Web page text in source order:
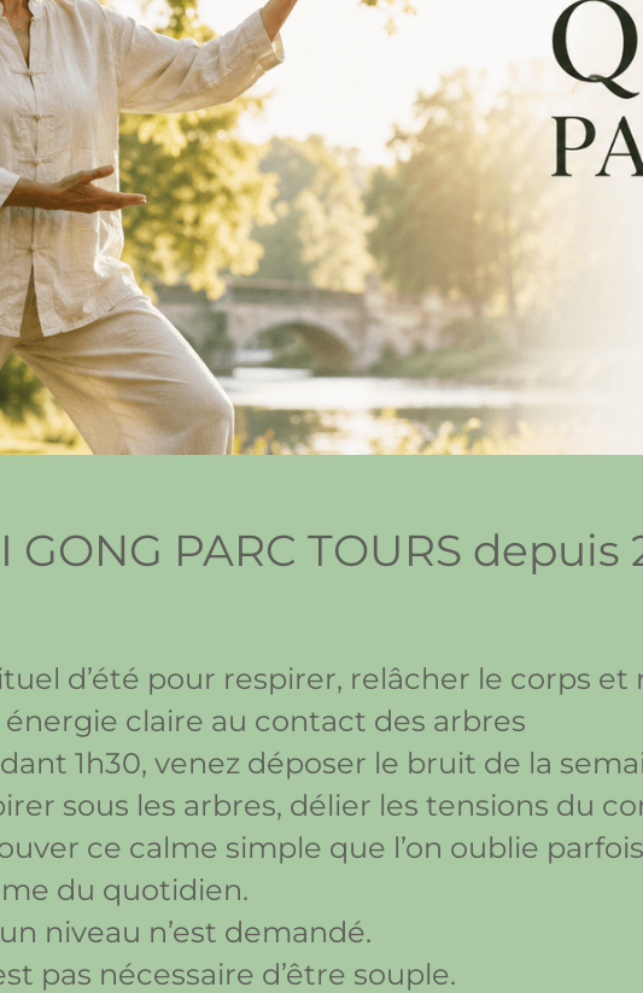
GONG PARC TOURS depuis
d’été pour respirer, relâcher le corps
énergie claire au contact des arbres
1h30, venez déposer le bruit de la
sous les arbres, délier les tensions du
ce calme simple que l’on oublie
du quotidien.
niveau n’est demandé.
pas nécessaire d’être souple.